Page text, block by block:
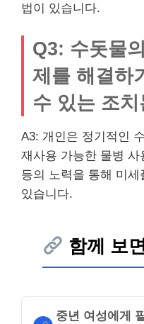
법이 있습니다.
Q3: 수돗물
제를 해결하
수 있는 조
A3: 개인은 정기적인
재사용 가능한 물병
등의 노력을 통해 미
있습니다.
함께 보
중년 여성에게